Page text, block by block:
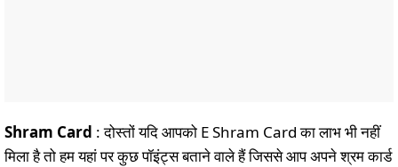
Shram Card : दोस्तों यदि आपको E Shram Card का लाभ भी नहीं
मिला है तो हम यहां पर कुछ पॉइंट्स बताने वाले हैं जिससे आप अपने श्रम कार्ड